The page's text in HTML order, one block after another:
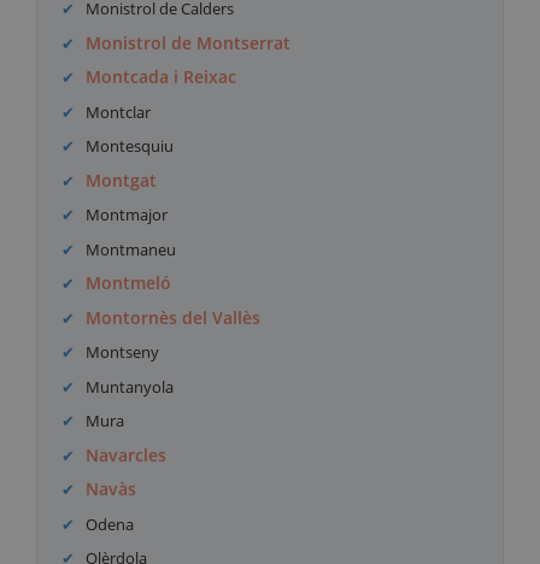
Monistrol de Calders
Monistrol de Montserrat
Montcada i Reixac
Montclar
Montesquiu
Montgat
Montmajor
Montmaneu
Montmeló
Montornès del Vallès
Montseny
Muntanyola
Mura
Navarcles
Navàs
Odena
Olèrdola